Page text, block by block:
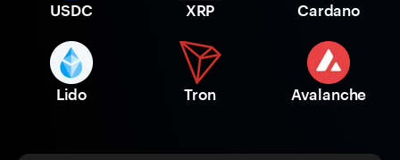
USDC XRP Cardano
Lido Tron Avalanche